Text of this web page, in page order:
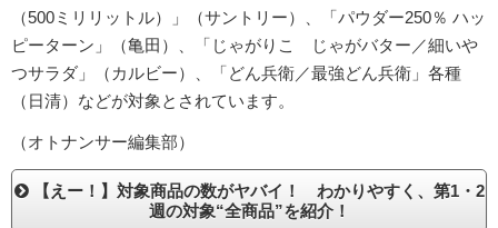
（500ミリリットル）」（サントリー）、「パウダー250％ ハッ
ピーターン」（亀田）、「じゃがりこ じゃがバター／細いや
つサラダ」（カルビー）、「どん兵衛／最強どん兵衛」各種
（日清）などが対象とされています。
（オトナンサー編集部）
【えー！】対象商品の数がヤバイ！ わかりやすく、第1・2
週の対象“全商品”を紹介！